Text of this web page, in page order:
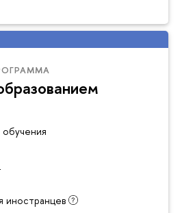
иностранцев